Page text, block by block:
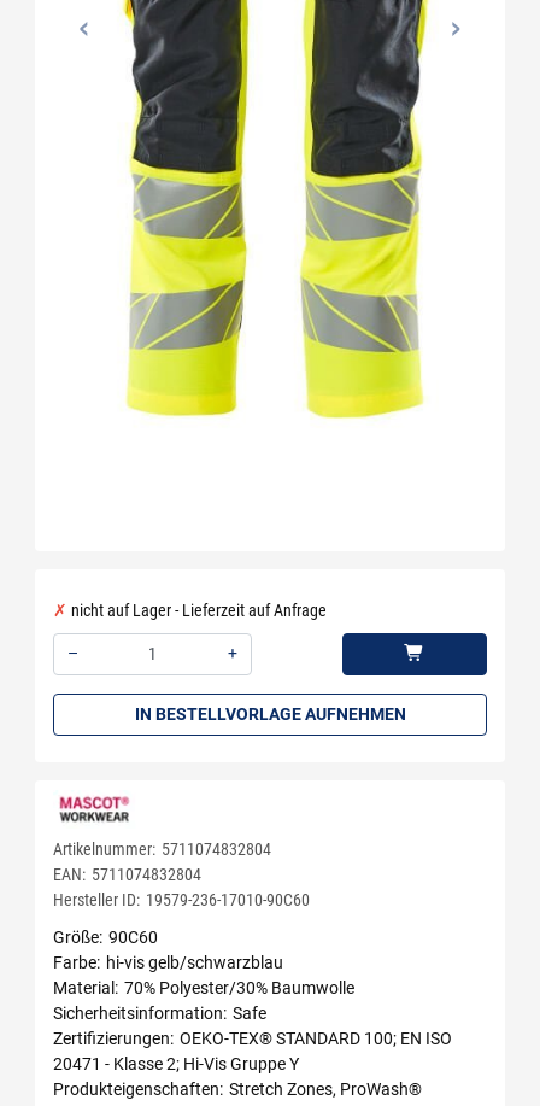
nicht auf Lager - Lieferzeit auf Anfrage
–
+
IN BESTELLVORLAGE AUFNEHMEN
Artikelnummer: 5711074832804
EAN: 5711074832804
Hersteller ID: 19579-236-17010-90C60
Größe 90C60
Farbe
hi-vis gelb/schwarzblau
Material
70% Polyester/30% Baumwolle
Sicherheitsinformation Safe
Zertifizierungen OEKO-TEX® STANDARD 100; EN ISO
20471 - Klasse 2; Hi-Vis Gruppe Y
Produkteigenschaften Stretch Zones, ProWash®